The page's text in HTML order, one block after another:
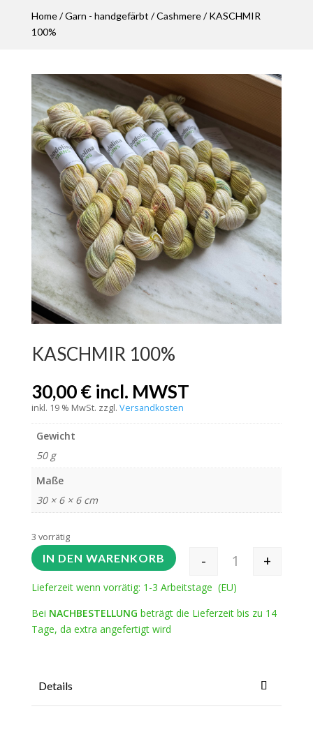
Home/Garn - handgefärbt /Cashmere/ KASCHMIR
100%
KASCHMIR 100%
30,00€ incl. MWST
inkl. 19 % MwSt. zzgl. Versandkosten
Gewicht
50 g
Maße
30 × 6 × 6 cm
3 vorrätig
KASCHMIR
- +
IN DEN WARENKORB
Lieferzeit wenn vorrätig: 1-3 Arbeitstage (EU)
Bei NACHBESTELLUNG beträgt die Lieferzeit bis zu 14
Tage, da extra angefertigt wird
Details